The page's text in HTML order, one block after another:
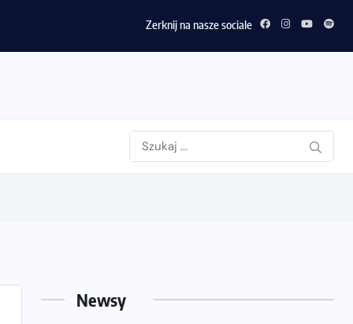
Zerknij na nasze sociale
Newsy